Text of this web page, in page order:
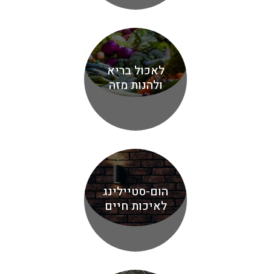
לאכול בריא
ולהנות מזה
הום-סטיילינג
לאיכות חיים